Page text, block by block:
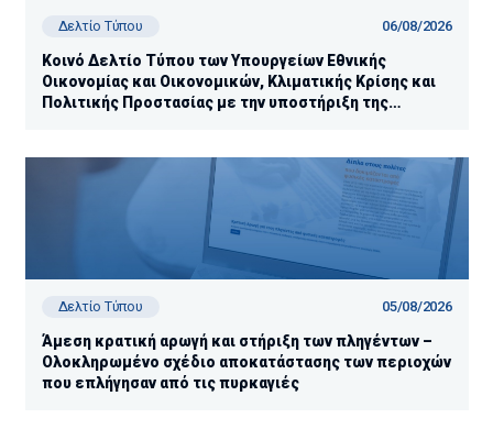
Δελτίο Τύπου 06/08/2026
Κοινό Δελτίο Τύπου των Υπουργείων Εθνικής
Οικονομίας και Οικονομικών, Κλιματικής Κρίσης και
Πολιτικής Προστασίας με την υποστήριξη της
Δελτίο Τύπου 05/08/2026
Άμεση κρατική αρωγή και στήριξη των πληγέντων –
Ολοκληρωμένο σχέδιο αποκατάστασης των περιοχών
που επλήγησαν από τις πυρκαγιές